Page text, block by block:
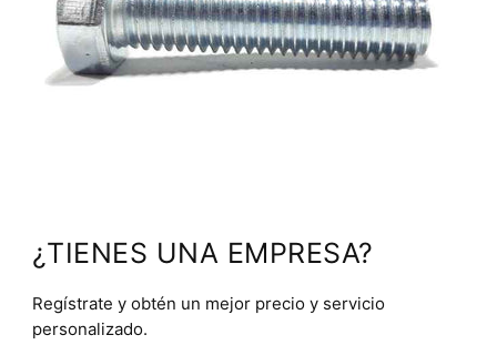
¿TIENES UNA EMPRESA?
Regístrate y obtén un mejor precio y servicio
personalizado.